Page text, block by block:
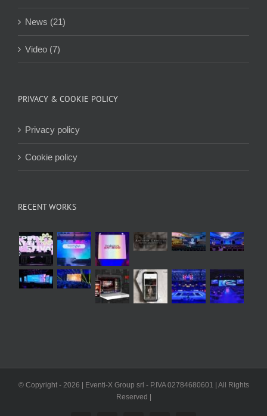
News (21)
Video (7)
PRIVACY & COOKIE POLICY
Privacy policy
Cookie policy
RECENT WORKS
© Copyright - 2026 | Eventi-X Group srl - P.IVA 02784680601 | All Rights
Reserved |